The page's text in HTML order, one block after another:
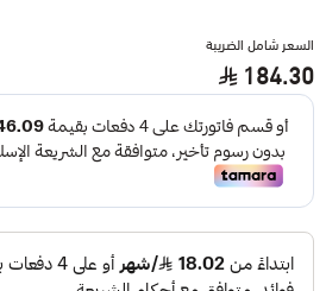
السعر شامل الضريبة
184.30